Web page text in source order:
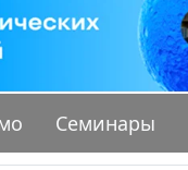
Семинары